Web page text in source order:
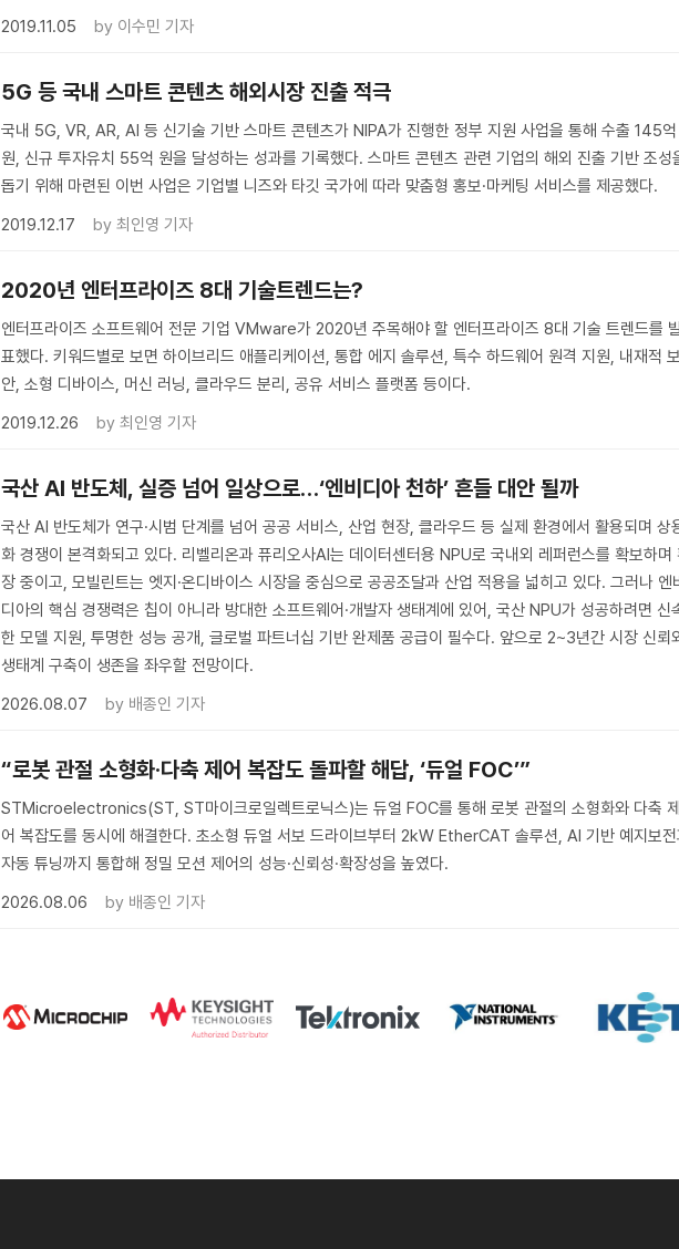
2019.11.05
by 이수민 기자
5G 등 국내 스마트 콘텐츠 해외시장 진출 적극
국내 5G, VR, AR, AI 등 신기술 기반 스마트 콘텐츠가 NIPA가 진행한 정부 지원 사업을 통해 수출 145억
원, 신규 투자유치 55억 원을 달성하는 성과를 기록했다. 스마트 콘텐츠 관련 기업의 해외 진출 기반 조성
돕기 위해 마련된 이번 사업은 기업별 니즈와 타깃 국가에 따라 맞춤형 홍보·마케팅 서비스를 제공했다.
2019.12.17
by최인영 기자
2020년 엔터프라이즈 8대 기술트렌드는?
엔터프라이즈 소프트웨어 전문 기업 VMware가 2020년 주목해야 할 엔터프라이즈 8대 기술 트렌드를
표했다. 키워드별로 보면 하이브리드 애플리케이션, 통합 에지 솔루션, 특수 하드웨어 원격 지원, 내재적 보
안, 소형 디바이스, 머신 러닝, 클라우드 분리, 공유 서비스 플랫폼 등이다.
2019.12.26
by최인영 기자
국산 AI 반도체, 실증 넘어 일상으로…‘엔비디아 천하’ 흔들 대안 될까
국산 AI 반도체가 연구·시범 단계를 넘어 공공 서비스, 산업 현장, 클라우드 등 실제 환경에서 활용되며 상
화 경쟁이 본격화되고 있다. 리벨리온과 퓨리오사AI는 데이터센터용 NPU로 국내외 레퍼런스를 확보하며
장 중이고, 모빌린트는 엣지·온디바이스 시장을 중심으로 공공조달과 산업 적용을 넓히고 있다. 그러나 엔비
디아의 핵심 경쟁력은 칩이 아니라 방대한 소프트웨어·개발자 생태계에 있어, 국산 NPU가 성공하려면 신
한 모델 지원, 투명한 성능 공개, 글로벌 파트너십 기반 완제품 공급이 필수다. 앞으로 2~3년간 시장 신뢰
생태계 구축이 생존을 좌우할 전망이다.
2026.08.07
by 배종인 기자
“로봇 관절 소형화·다축 제어 복잡도 돌파할 해답, ‘듀얼 FOC’”
STMicroelectronics(ST, ST마이크로일렉트로닉스)는 듀얼 FOC를 통해 로봇 관절의 소형화와 다축 제
어 복잡도를 동시에 해결한다. 초소형 듀얼 서보 드라이브부터 2kW EtherCAT 솔루션, AI 기반 예지보
자동 튜닝까지 통합해 정밀 모션 제어의 성능·신뢰성·확장성을 높였다.
2026.08.06
by 배종인 기자